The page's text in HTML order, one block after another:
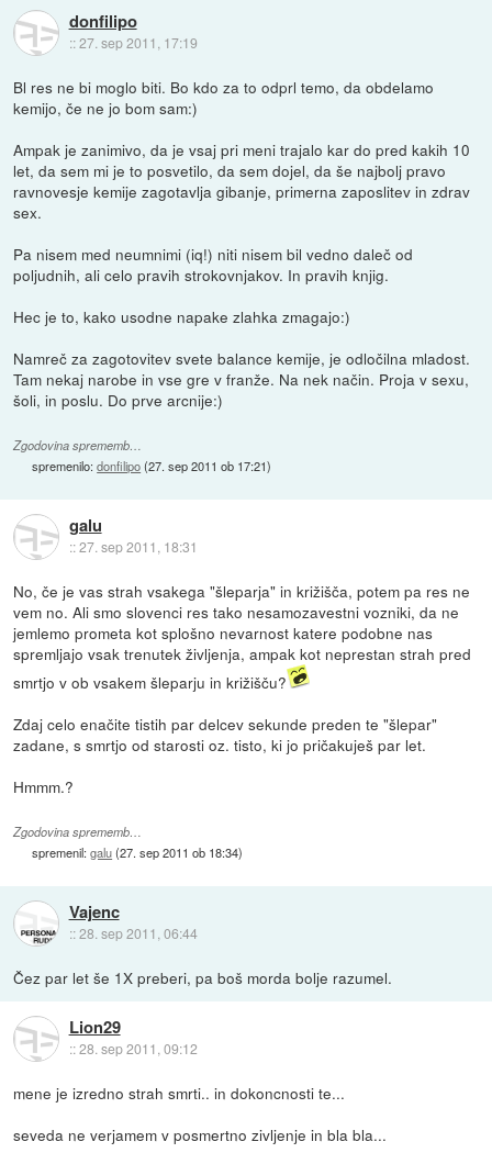
donfilipo
::27. sep 2011, 17:19
Bl res ne bi moglo biti. Bo kdo za to odprl temo, da obdelamo
kemijo, če ne jo bom sam:)
Ampak je zanimivo, da je vsaj pri meni trajalo kar do pred kakih 10
let, da sem mi je to posvetilo, da sem dojel, da še najbolj pravo
ravnovesje kemije zagotavlja gibanje, primerna zaposlitev in zdrav
sex.
Pa nisem med neumnimi (iq!) niti nisem bil vedno daleč od
poljudnih, ali celo pravih strokovnjakov. In pravih knjig.
Hec je to, kako usodne napake zlahka zmagajo:)
Namreč za zagotovitev svete balance kemije, je odločilna mladost.
Tam nekaj narobe in vse gre v franže. Na nek način. Proja v sexu,
šoli, in poslu. Do prve arcnije:)
Zgodovina sprememb…
spremenilo:donfilipo(27. sep 2011 ob 17:21)
galu
::27. sep 2011, 18:31
No, če je vas strah vsakega "šleparja" in križišča, potem pa res ne
vem no. Ali smo slovenci res tako nesamozavestni vozniki, da ne
jemlemo prometa kot splošno nevarnost katere podobne nas
spremljajo vsak trenutek življenja, ampak kot neprestan strah pred
smrtjo v ob vsakem šleparju in križišču?
Zdaj celo enačite tistih par delcev sekunde preden te "šlepar"
zadane, s smrtjo od starosti oz. tisto, ki jo pričakuješ par let.
Hmmm.?
Zgodovina sprememb…
spremenil:galu(27. sep 2011 ob 18:34)
Vajenc
::28. sep 2011, 06:44
Čez par let še 1X preberi, pa boš morda bolje razumel.
Lion29
::28. sep 2011, 09:12
mene je izredno strah smrti.. in dokoncnosti te...
seveda ne verjamem v posmertno zivljenje in bla bla...